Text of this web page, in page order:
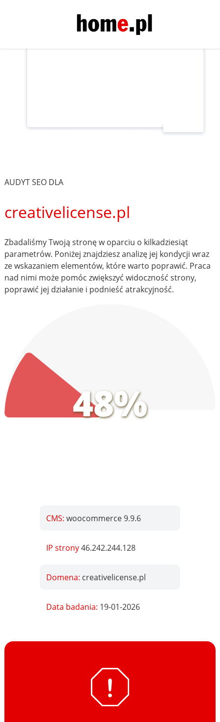
AUDYT SEO DLA
creativelicense.pl
Zbadaliśmy Twoją stronę w oparciu o kilkadziesiąt
parametrów. Poniżej znajdziesz analizę jej kondycji wraz
ze wskazaniem elementów, które warto poprawić. Praca
nad nimi może pomóc zwiększyć widoczność strony,
poprawić jej działanie i podnieść atrakcyjność.
48%
CMS:woocommerce 9.9.6
IP strony46.242.244.128
Domena: creativelicense.pl
Data badania: 19-01-2026